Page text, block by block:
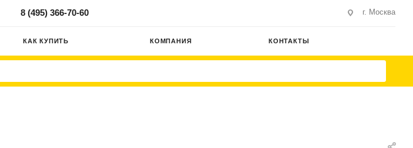
8 (495) 366-70-60 г. Москва
КАК КУПИТЬ КОМПАНИЯ КОНТАКТЫ